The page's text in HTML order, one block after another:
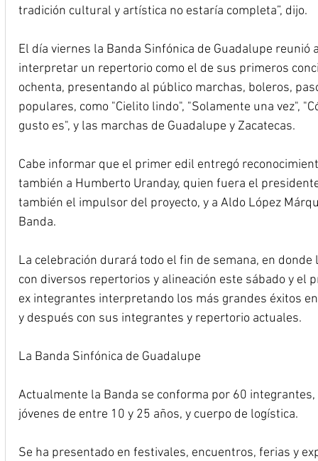
tradición cultural y artística no estaría completa”, dijo.
El día viernes la Banda Sinfónica de Guadalupe
interpretar un repertorio como el de sus primeros
ochenta, presentando al público marchas, boleros,
populares, como "Cielito lindo", "Solamente una vez",
gusto es", y las marchas de Guadalupe y Zacatecas.
Cabe informar que el primer edil entregó
también a Humberto Uranday, quien fuera el
también el impulsor del proyecto, y a Aldo López
Banda.
La celebración durará todo el fin de semana, en
con diversos repertorios y alineación este sábado y el
ex integrantes interpretando los más grandes éxitos
y después con sus integrantes y repertorio actuales.
La Banda Sinfónica de Guadalupe
Actualmente la Banda se conforma por 60
jóvenes de entre 10 y 25 años, y cuerpo de logística.
Se ha presentado en festivales, encuentros, ferias y